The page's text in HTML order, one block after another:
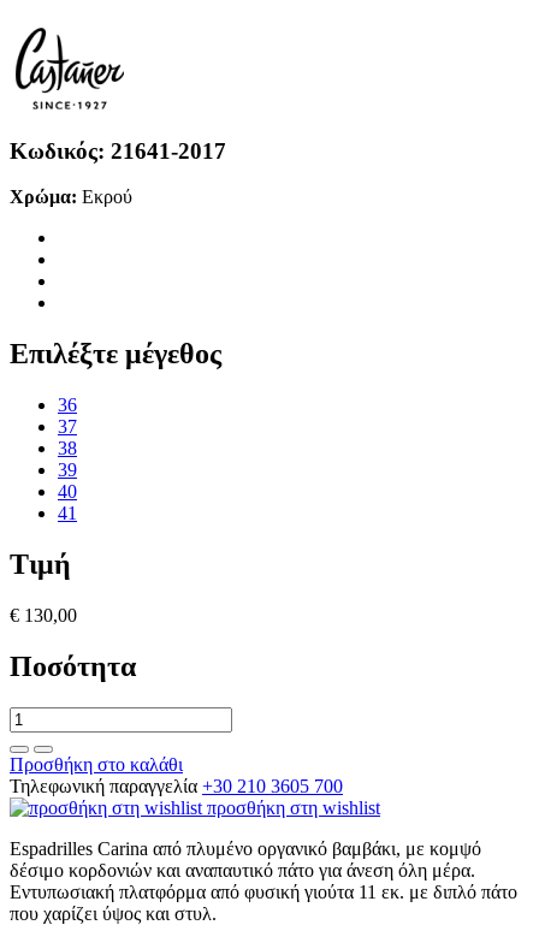
Κωδικός: 21641-2017
Χρώμα: Εκρού
Επιλέξτε μέγεθος
36
37
38
39
40
41
Τιμή
€ 130,00
Ποσότητα
Προσθήκη στο καλάθι
Τηλεφωνική παραγγελία +30 210 3605 700
προσθήκη στη wishlist
Espadrilles Carina από πλυμένο οργανικό βαμβάκι, με κομψό
δέσιμο κορδονιών και αναπαυτικό πάτο για άνεση όλη μέρα.
Εντυπωσιακή πλατφόρμα από φυσική γιούτα 11 εκ. με διπλό πάτο
που χαρίζει ύψος και στυλ.